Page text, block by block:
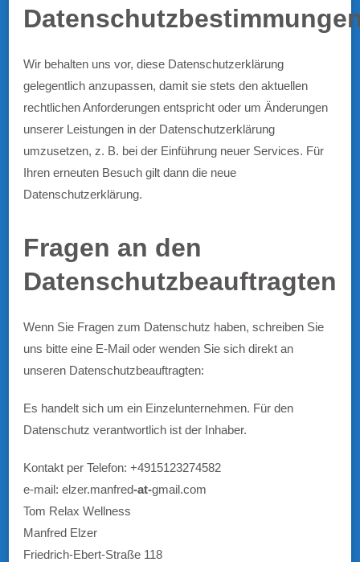
Wir behalten uns vor, diese Datenschutzerklärung
gelegentlich anzupassen, damit sie stets den aktuellen
rechtlichen Anforderungen entspricht oder um Änderungen
unserer Leistungen in der Datenschutzerklärung
umzusetzen, z. B. bei der Einführung neuer Services. Für
Ihren erneuten Besuch gilt dann die neue
Datenschutzerklärung.
Fragen an den
Datenschutzbeauftragten
Wenn Sie Fragen zum Datenschutz haben, schreiben Sie
uns bitte eine E-Mail oder wenden Sie sich direkt an
unseren Datenschutzbeauftragten:
Es handelt sich um ein Einzelunternehmen. Für den
Datenschutz verantwortlich ist der Inhaber.
Kontakt per Telefon: +4915123274582
e-mail: elzer.manfred-at-gmail.com
Tom Relax Wellness
Manfred Elzer
Friedrich-Ebert-Straße 118